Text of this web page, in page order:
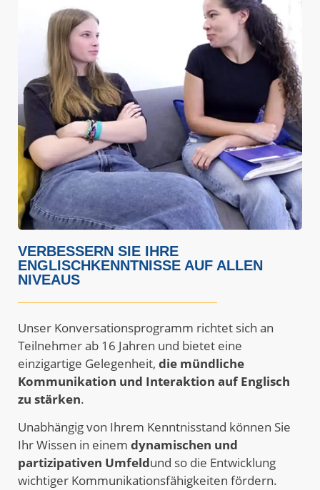
VERBESSERN SIE IHRE
ENGLISCHKENNTNISSE AUF ALLEN
NIVEAUS
Unser Konversationsprogramm richtet sich an
Teilnehmer ab 16 Jahren und bietet eine
einzigartige Gelegenheit, die mündliche
Kommunikation und Interaktion auf Englisch
zu stärken.
Unabhängig von Ihrem Kenntnisstand können Sie
Ihr Wissen in einem dynamischen und
partizipativen Umfeldund so die Entwicklung
wichtiger Kommunikationsfähigkeiten fördern.